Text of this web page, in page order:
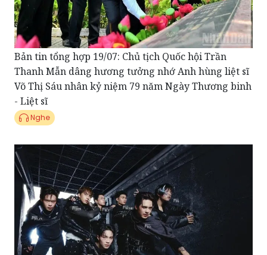
Bản tin tổng hợp 19/07: Chủ tịch Quốc hội Trần
Thanh Mẫn dâng hương tưởng nhớ Anh hùng liệt sĩ
Võ Thị Sáu nhân kỷ niệm 79 năm Ngày Thương binh
- Liệt sĩ
Nghe